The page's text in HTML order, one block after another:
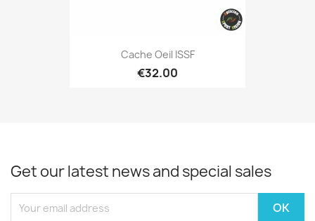
Cache Oeil ISSF
€32.00
Get our latest news and special sales